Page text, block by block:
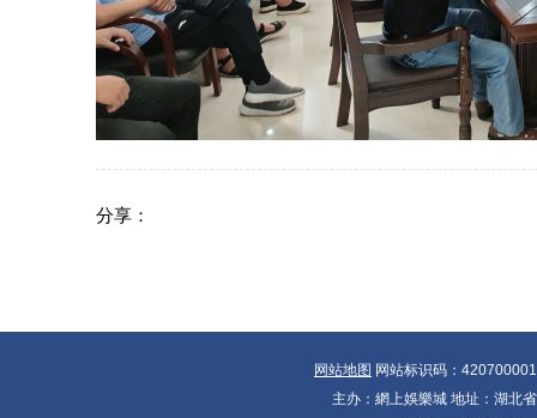
分享：
网站地图 网站标识码：
主办：網上娛樂城 地址：湖北